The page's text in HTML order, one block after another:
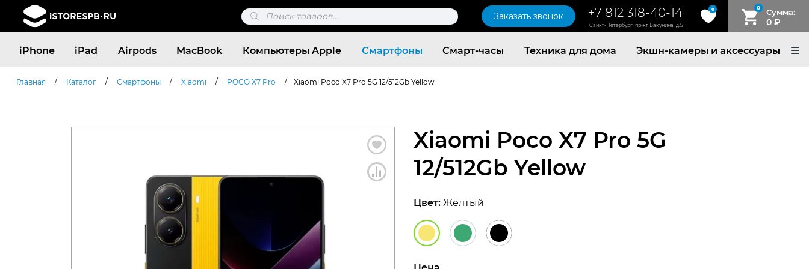
Поиск
товаров
Заказать звонок +7 812 318-40-14
Санкт-Петербург, пр-кт Бакунина, д.5
0 0 Сумма:
0 ₽
iPhone iPad Airpods MacBook Компьютеры Apple Смартфоны Смарт-часы Техника для дома Экшн-камеры и аксессуары
Поиск
товаров
Главная / Каталог / Смартфоны / Xiaomi / POCO X7 Pro / Xiaomi Poco X7 Pro 5G 12/512Gb Yellow
Xiaomi Poco X7 Pro 5G
12/512Gb Yellow
Цвет: Желтый
Согласен c политикой конфиденциальности